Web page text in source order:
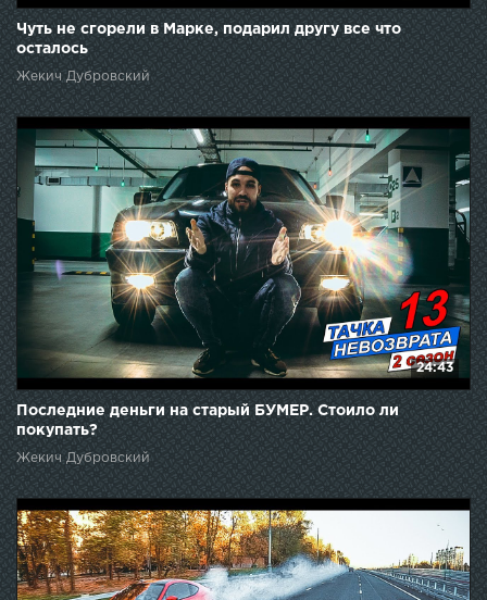
Чуть не сгорели в Марке, подарил другу все что
осталось
Жекич Дубровский
24:43
Последние деньги на старый БУМЕР. Стоило ли
покупать?
Жекич Дубровский